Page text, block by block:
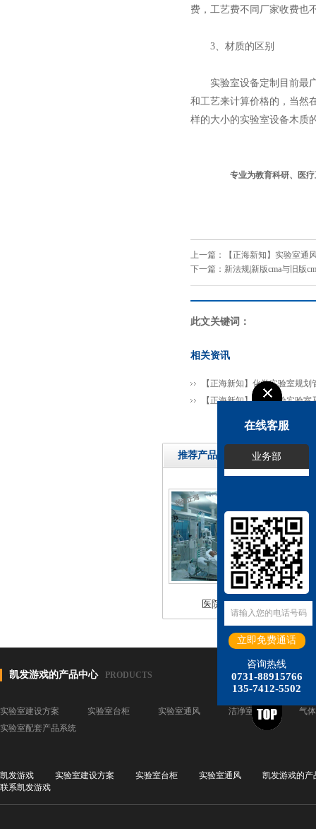
费，工艺费不同厂家收费也
3、材质的区别
实验室设备定制目前最广
和工艺来计算价格的，当然
样的大小的实验室设备木质
专业为教育科研、医疗
上一篇：
【正海新知】实验室通
下一篇： 新法规|新版cma与旧版
此文关键词：
相关资讯
【正海新知】化学实验室规
【正海新知】医学检验实验
推荐产品
医院检测中心
凯发游戏的产品中心 PRODUCTS
实验室建设方案 实验室台柜 实验室通风 洁净室装修
气
实验室配套产品系统
凯发游戏 实验室建设方案 实验室台柜 实验室通风
凯发游戏的产
联系凯发游戏
在线客服
业务部
咨询热线
0731-88915766
135-7412-5502